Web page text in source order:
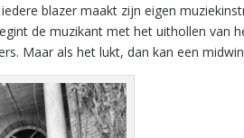
blazer maakt zijn eigen
de muzikant met het uithollen van
Maar als het lukt, dan kan een